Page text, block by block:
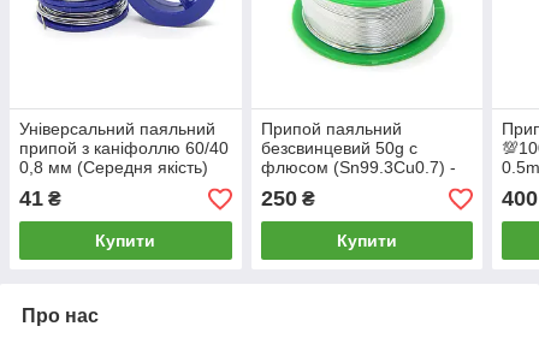
Універсальний паяльний
припой з каніфоллю 60/40
0,8 мм (Середня якість)
41 ₴
Купити
Припой паяльний
безсвинцевий 50g с
флюсом (Sn99.3Cu0.7) -
0.6mm (Вища якість)
250₴
Купити
👍)
400
Про нас